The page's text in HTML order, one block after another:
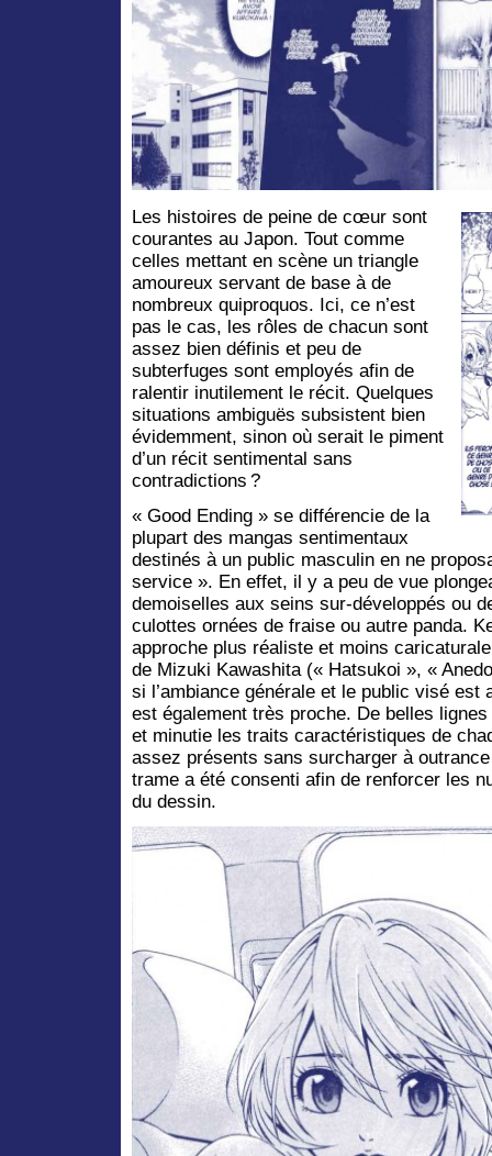
Les histoires de peine de cœur sont
courantes au Japon. Tout comme
celles mettant en scène un triangle
amoureux servant de base à de
nombreux quiproquos. Ici, ce n’est
pas le cas, les rôles de chacun sont
assez bien définis et peu de
subterfuges sont employés afin de
ralentir inutilement le récit. Quelques
situations ambiguës subsistent bien
évidemment, sinon où serait le piment
d’un récit sentimental sans
contradictions ?
« Good Ending » se différencie de la
plupart des mangas sentimentaux
destinés à un public masculin en ne
service ». En effet, il y a peu de vue
demoiselles aux seins sur-développés ou
culottes ornées de fraise ou autre panda.
approche plus réaliste et moins
de Mizuki Kawashita (« Hatsukoi », «
si l’ambiance générale et le public visé est
est également très proche. De belles
et minutie les traits caractéristiques de
assez présents sans surcharger à
trame a été consenti afin de renforcer les
du dessin.